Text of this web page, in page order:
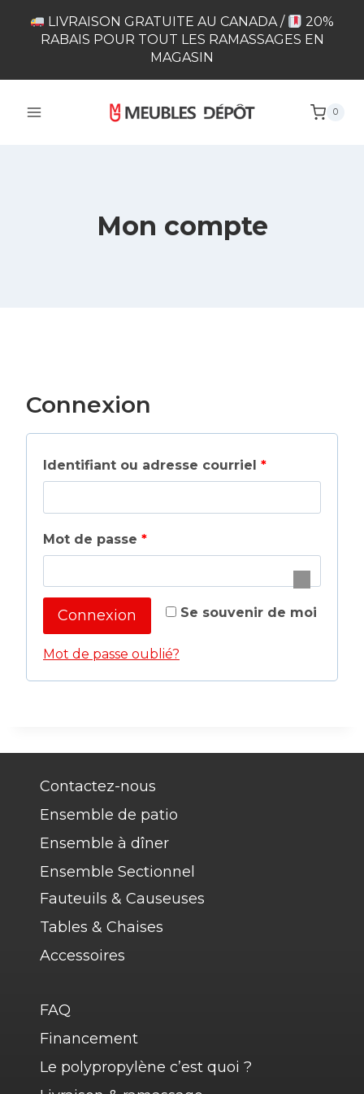
LIVRAISON GRATUITE AU CANADA /
20%
RABAIS POUR TOUT LES RAMASSAGES EN
MAGASIN
0
Mon compte
Connexion
Identifiant ou adresse courriel *O
i
g
a
o
Mot de passe *O
l
i
g
o
i
r
e
Se souvenir de moi
Connexion
Mot de passe oublié?
Contactez-nous
Ensemble de patio
Ensemble à dîner
Ensemble Sectionnel
Fauteuils & Causeuses
Tables & Chaises
Accessoires
FAQ
Financement
Le polypropylène c’est quoi ?